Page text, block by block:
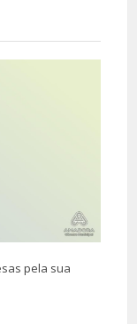
pela sua